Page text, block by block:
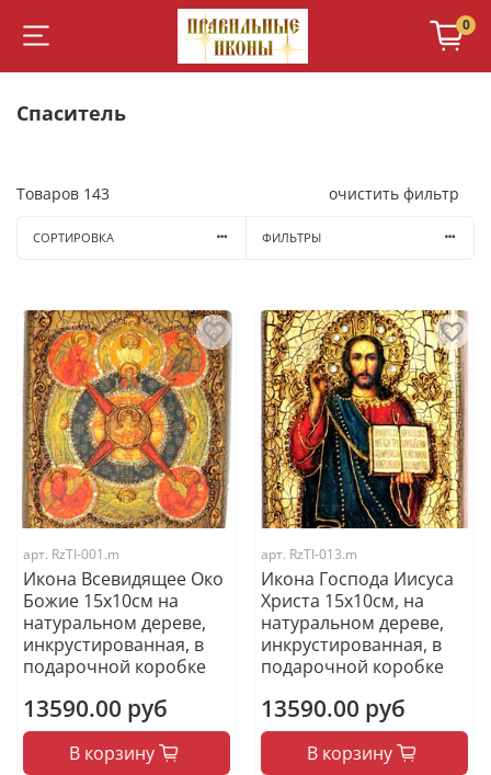
0
Спаситель
Товаров 143 очистить фильтр
СОРТИРОВКА ФИЛЬТРЫ
арт. RzTI-001.m
Икона Всевидящее Око
Божие 15х10см на
натуральном дереве,
инкрустированная, в
подарочной коробке
13590.00 руб
В корзину
арт. RzTI-013.m
Икона Господа Иисуса
Христа 15х10см, на
натуральном дереве,
инкрустированная, в
подарочной коробке
13590.00 руб
В корзину